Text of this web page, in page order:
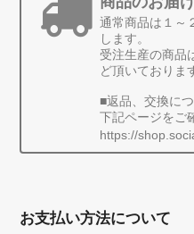
通常商品は１～
します。
受注生産の商品
ど頂いておりま
■返品、交換に
下記ページをご
https://
お支払い方法について